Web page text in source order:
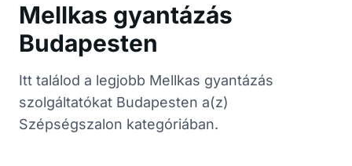
Mellkas gyantázás
Budapesten
Itt találod a legjobb Mellkas gyantázás
szolgáltatókat Budapesten a(z)
Szépségszalon kategóriában.